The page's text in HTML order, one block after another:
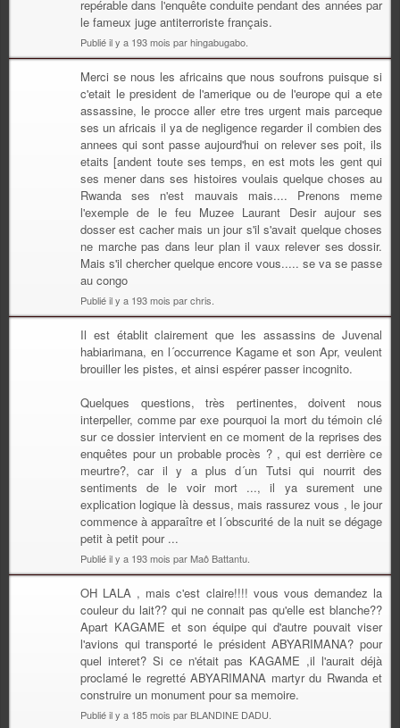
repérable dans l'enquête conduite pendant des années par
le fameux juge antiterroriste français.
Publié il y a 193 mois par hingabugabo.
Merci se nous les africains que nous soufrons puisque si
c'etait le president de l'amerique ou de l'europe qui a ete
assassine, le procce aller etre tres urgent mais parceque
ses un africais il ya de negligence regarder il combien des
annees qui sont passe aujourd'hui on relever ses poit, ils
etaits [andent toute ses temps, en est mots les gent qui
ses mener dans ses histoires voulais quelque choses au
Rwanda ses n'est mauvais mais.... Prenons meme
l'exemple de le feu Muzee Laurant Desir aujour ses
dosser est cacher mais un jour s'il s'avait quelque choses
ne marche pas dans leur plan il vaux relever ses dossir.
Mais s'il chercher quelque encore vous..... se va se passe
au congo
Publié il y a 193 mois par chris.
Il est établit clairement que les assassins de Juvenal
habiarimana, en l´occurrence Kagame et son Apr, veulent
brouiller les pistes, et ainsi espérer passer incognito.
Quelques questions, très pertinentes, doivent nous
interpeller, comme par exe pourquoi la mort du témoin clé
sur ce dossier intervient en ce moment de la reprises des
enquêtes pour un probable procès ? , qui est derrière ce
meurtre?, car il y a plus d´un Tutsi qui nourrit des
sentiments de le voir mort ..., il ya surement une
explication logique là dessus, mais rassurez vous , le jour
commence à apparaître et l´obscurité de la nuit se dégage
petit à petit pour ...
Publié il y a 193 mois par Maô Battantu.
OH LALA , mais c'est claire!!!! vous vous demandez la
couleur du lait?? qui ne connait pas qu'elle est blanche??
Apart KAGAME et son équipe qui d'autre pouvait viser
l'avions qui transporté le président ABYARIMANA? pour
quel interet? Si ce n'était pas KAGAME ,il l'aurait déjà
proclamé le regretté ABYARIMANA martyr du Rwanda et
construire un monument pour sa memoire.
Publié il y a 185 mois par BLANDINE DADU.